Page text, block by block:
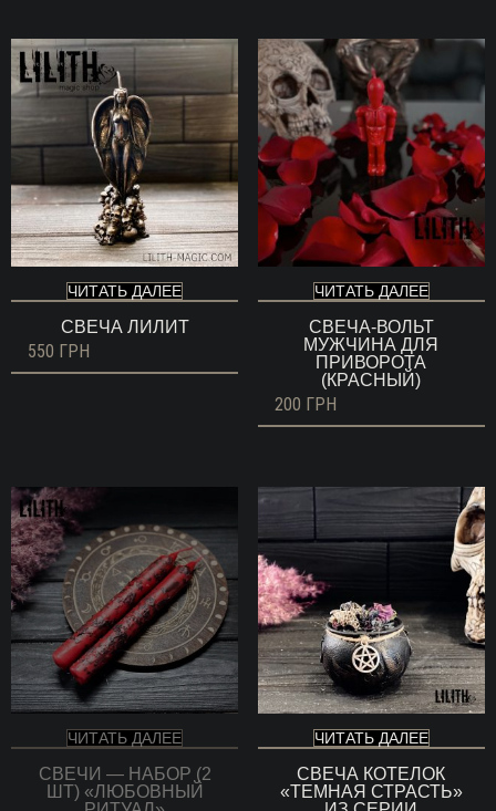
ЧИТАТЬ ДАЛЕЕ
СВЕЧА ЛИЛИТ
550 ГРН
ЧИТАТЬ ДАЛЕЕ
СВЕЧА-ВОЛЬТ
МУЖЧИНА ДЛЯ
ПРИВОРОТА
(КРАСНЫЙ)
200 ГРН
ЧИТАТЬ ДАЛЕЕ
СВЕЧИ — НАБОР (2
ШТ) «ЛЮБОВНЫЙ
ЧИТАТЬ ДАЛЕЕ
СВЕЧА КОТЕЛОК
«ТЕМНАЯ СТРАСТЬ»